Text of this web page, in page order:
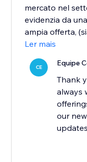
mercato nel
evidenzia da
ampia offerta,
Ler mais
CE Equipe
Thank
always
our